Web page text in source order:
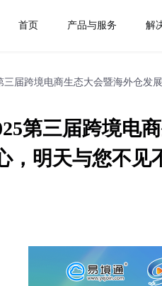
首页 产品与服务 解
三届跨境电商生态大会暨海外仓发
第三届跨境电
，明天与您不见